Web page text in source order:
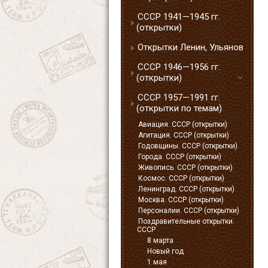
СССР 1941—1945 гг.
(открытки)
Открытки Ленин, Ульянов
СССР 1946—1956 гг.
(открытки)
СССР 1957—1991 гг.
(открытки по темам)
Авиация. СССР (открытки)
Агитация. СССР (открытки)
Годовщины. СССР (открытки)
Города. СССР (открытки)
Живопись. СССР (открытки)
Космос. СССР (открытки)
Ленинград. СССР (открытки)
Москва. СССР (открытки)
Персоналии. СССР (открытки)
Поздравительные открытки.
СССР
8 марта
Новый год
1 мая